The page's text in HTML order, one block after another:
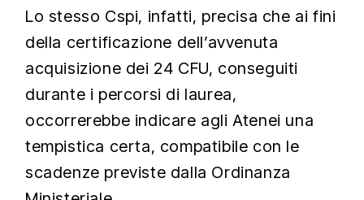
Lo stesso Cspi, infatti, precisa che ai fini
della certificazione dell’avvenuta
acquisizione dei 24 CFU, conseguiti
durante i percorsi di laurea,
occorrerebbe indicare agli Atenei una
tempistica certa, compatibile con le
scadenze previste dalla Ordinanza